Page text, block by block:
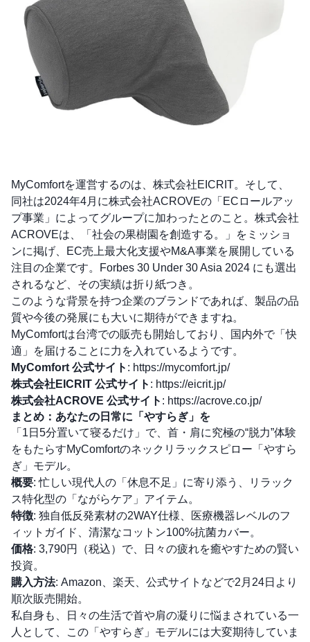
MyComfortを運営するのは、株式会社EICRIT。そして、
同社は2024年4月に株式会社ACROVEの「ECロールアッ
プ事業」によってグループに加わったとのこと。株式会社
ACROVEは、「社会の果樹園を創造する。」をミッショ
ンに掲げ、EC売上最大化支援やM&A事業を展開している
注目の企業です。Forbes 30 Under 30 Asia 2024 にも選出
されるなど、その実績は折り紙つき。
このような背景を持つ企業のブランドであれば、製品の品
質や今後の発展にも大いに期待ができますね。
MyComfortは台湾での販売も開始しており、国内外で「快
適」を届けることに力を入れているようです。
MyComfort 公式サイト : https://mycomfort.jp/
株式会社EICRIT 公式サイト : https://eicrit.jp/
株式会社ACROVE 公式サイト : https://acrove.co.jp/
まとめ：あなたの日常に「やすらぎ」を
「1日5分置いて寝るだけ」で、首・肩に究極の“脱力”体験
をもたらすMyComfortのネックリラックスピロー「やすら
ぎ」モデル。
概要: 忙しい現代人の「休息不足」に寄り添う、リラック
ス特化型の「ながらケア」アイテム。
特徴: 独自低反発素材の2WAY仕様、医療機器レベルのフ
ィットガイド、清潔なコットン100%抗菌カバー。
価格: 3,790円（税込）で、日々の疲れを癒やすための賢い
投資。
購入方法: Amazon、楽天、公式サイトなどで2月24日より
順次販売開始。
私自身も、日々の生活で首や肩の凝りに悩まされている一
人として、この「やすらぎ」モデルには大変期待していま